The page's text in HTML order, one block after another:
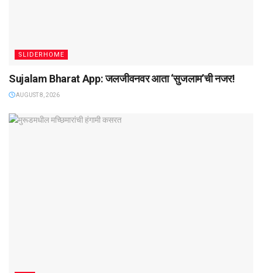
SLIDERHOME
Sujalam Bharat App: जलजीवनवर आता ‌‘सुजलाम‌’ची नजर!
AUGUST 8, 2026